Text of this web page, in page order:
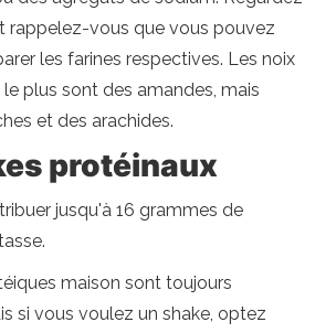
rappelez-vous que vous pouvez
les farines respectives. Les noix
plus sont des amandes, mais
et des arachides.
protéinaux
jusqu'à 16 grammes de
maison sont toujours
si vous voulez un shake, optez